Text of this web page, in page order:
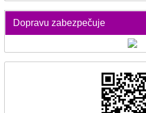
Dopravu zabezpečuje